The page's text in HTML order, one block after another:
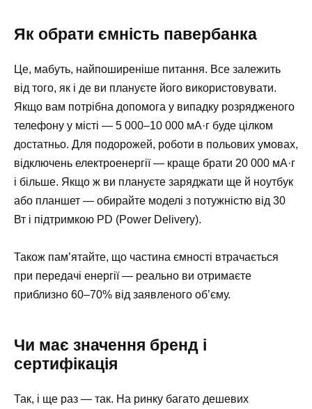
Як обрати ємність павербанка
Це, мабуть, найпоширеніше питання. Все залежить
від того, як і де ви плануєте його використовувати.
Якщо вам потрібна допомога у випадку розрядженого
телефону у місті — 5 000–10 000 мА·г буде цілком
достатньо. Для подорожей, роботи в польових умовах,
відключень електроенергії — краще брати 20 000 мА·г
і більше. Якщо ж ви плануєте заряджати ще й ноутбук
або планшет — обирайте моделі з потужністю від 30
Вт і підтримкою PD (Power Delivery).
Також пам’ятайте, що частина ємності втрачається
при передачі енергії — реально ви отримаєте
приблизно 60–70% від заявленого об’єму.
Чи має значення бренд і
сертифікація
Так, і ще раз — так. На ринку багато дешевих